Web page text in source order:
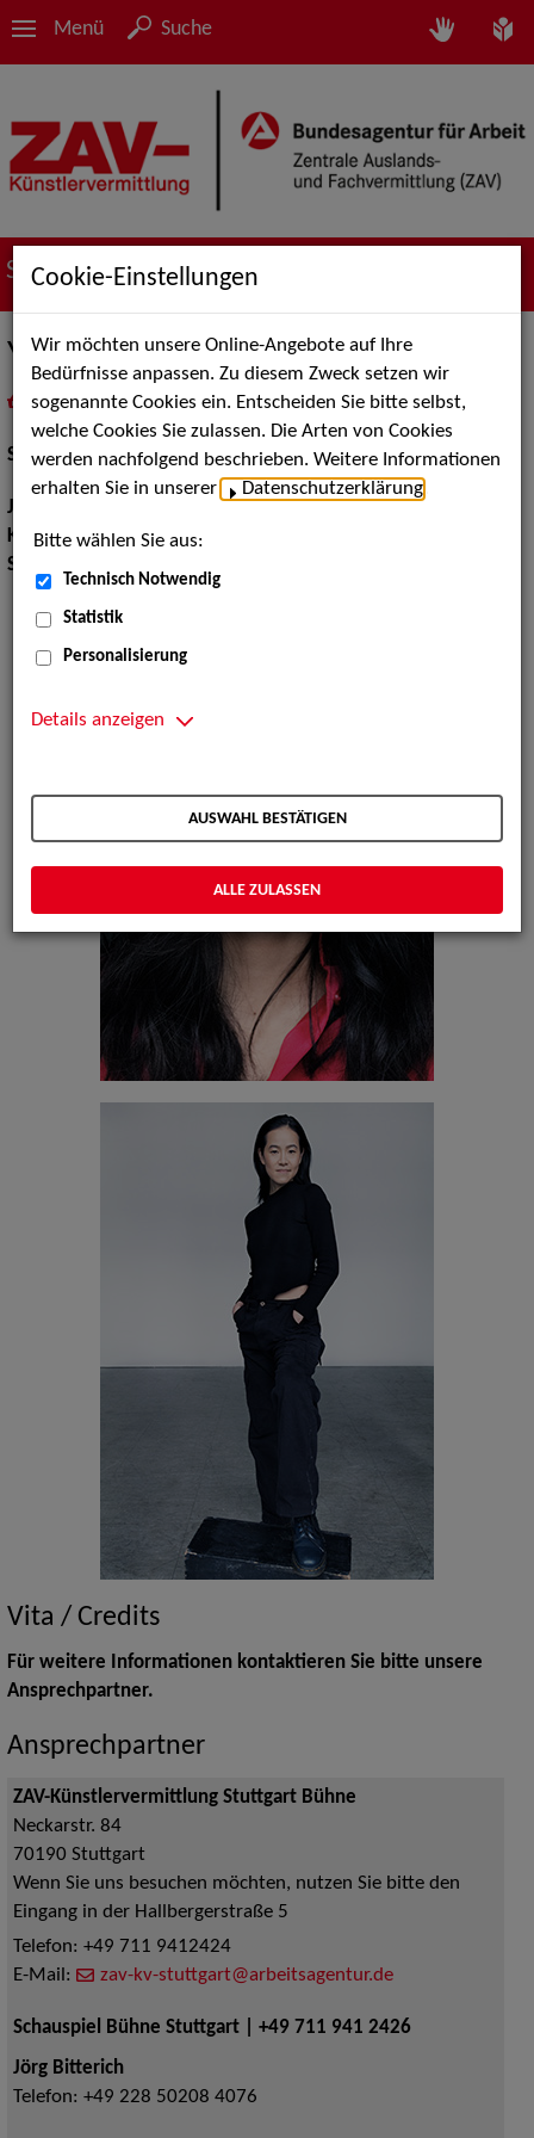
Menü Suche
Suche nach Künstler*innen
Yeji Cho
als PDF speichern
inMeine Merklistelegen
Schauspiel:Bühne
Jahrgang:
Körpergröße:173 cm
Sprachen:
Vita / Credits
Für weitere Informationen kontaktieren Sie bitte unsere
Ansprechpartner.
Ansprechpartner
ZAV-Künstlervermittlung Stuttgart Bühne
Neckarstr. 84
70190 Stuttgart
Wenn Sie uns besuchen möchten, nutzen Sie bitte den
Eingang in der Hallbergerstraße 5
Telefon: +49 711 9412424
E-Mail:
zav-kv-stuttgart@arbeitsagentur.de
Schauspiel Bühne Stuttgart | +49 711 941 2426
Jörg Bitterich
Telefon: +49 228 50208 4076
Cookie-Einstellungen
Wir möchten unsere Online-Angebote auf Ihre
Bedürfnisse anpassen. Zu diesem Zweck setzen wir
sogenannte Cookies ein. Entscheiden Sie bitte selbst,
welche Cookies Sie zulassen. Die Arten von Cookies
werden nachfolgend beschrieben. Weitere Informationen
erhalten Sie in unserer
Datenschutzerklärung
Bitte wählen Sie aus:
Technisch Notwendig
Statistik
Personalisierung
Details anzeigen
AUSWAHL BESTÄTIGEN
ALLE ZULASSEN